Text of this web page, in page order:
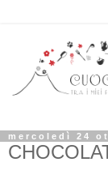
mercoledì 24